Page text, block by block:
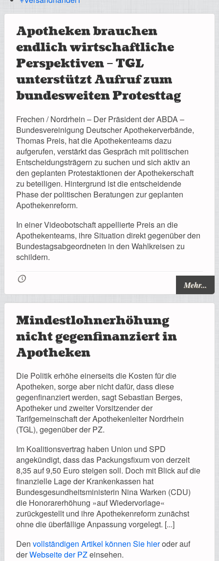
Impressionen
Mitgliederbereich
Apotheken brauchen
endlich wirtschaftliche
Perspektiven – TGL
unterstützt Aufruf zum
bundesweiten Protesttag
Frechen / Nordrhein – Der Präsident der ABDA –
Bundesvereinigung Deutscher Apothekerverbände,
Thomas Preis, hat die Apothekenteams dazu
aufgerufen, verstärkt das Gespräch mit politischen
Entscheidungsträgern zu suchen und sich aktiv an
den geplanten Protestaktionen der Apothekerschaft
zu beteiligen. Hintergrund ist die entscheidende
Phase der politischen Beratungen zur geplanten
Apothekenreform.
In einer Videobotschaft appellierte Preis an die
Apothekenteams, ihre Situation direkt gegenüber den
Bundestagsabgeordneten in den Wahlkreisen zu
schildern.
🕔 Mehr...
Mindestlohnerhöhung
nicht gegenfinanziert in
Apotheken
Die Politik erhöhe einerseits die Kosten für die
Apotheken, sorge aber nicht dafür, dass diese
gegenfinanziert werden, sagt Sebastian Berges,
Apotheker und zweiter Vorsitzender der
Tarifgemeinschaft der Apothekenleiter Nordrhein
(TGL), gegenüber der PZ.
Im Koalitionsvertrag haben Union und SPD
angekündigt, dass das Packungsfixum von derzeit
8,35 auf 9,50 Euro steigen soll. Doch mit Blick auf die
finanzielle Lage der Krankenkassen hat
Bundesgesundheitsministerin Nina Warken (CDU)
die Honorarerhöhung »auf Wiedervorlage«
zurückgestellt und ihre Apothekenreform zunächst
ohne die überfällige Anpassung vorgelegt. [...]
Den vollständigen Artikel können Sie hieroder auf
derWebseite der PZeinsehen.